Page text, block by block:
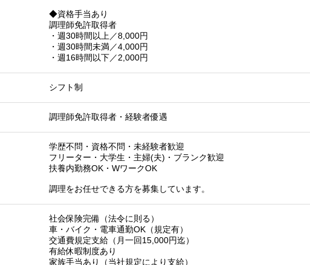
◆資格手当あり
調理師免許取得者
・週30時間以上／8,000円
・週30時間未満／4,000円
・週16時間以下／2,000円
シフト制
調理師免許取得者・経験者優遇
学歴不問・資格不問・未経験者歓迎
フリーター・大学生・主婦(夫)・ブランク歓迎
扶養内勤務OK・WワークOK
調理をお任せできる方を募集しています。
社会保険完備（法令に則る）
車・バイク・電車通勤OK（規定有）
交通費規定支給（月一回15,000円迄）
有給休暇制度あり
家族手当あり（当社規定により支給）